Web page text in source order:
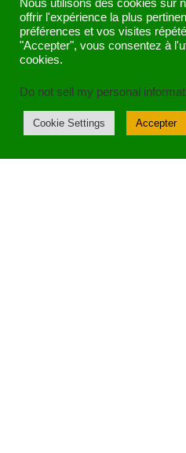
ACCUEIL
Nous utilisons des cookies sur
offrir l'expérience la plus
préférences et vos visites
"Accepter", vous consentez à
cookies.
Do not sell my personal
Cookie Settings Accepter